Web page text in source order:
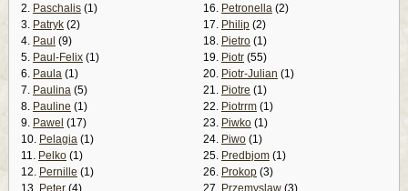
2. Paschalis (1)
3. Patryk (2)
4. Paul (9)
5. Paul-Felix (1)
6. Paula (1)
7. Paulina (5)
8. Pauline (1)
9. Pawel (17)
10. Pelagia (1)
11. Pelko (1)
12. Pernille (1)
13. Peter (4)
16. Petronella (2)
17. Philip (2)
18. Pietro (1)
19. Piotr (55)
20. Piotr-Julian (1)
21. Piotre (1)
22. Piotrrm (1)
23. Piwko (1)
24. Piwo (1)
25. Predbjom (1)
26. Prokop (3)
27. Przemyslaw (3)